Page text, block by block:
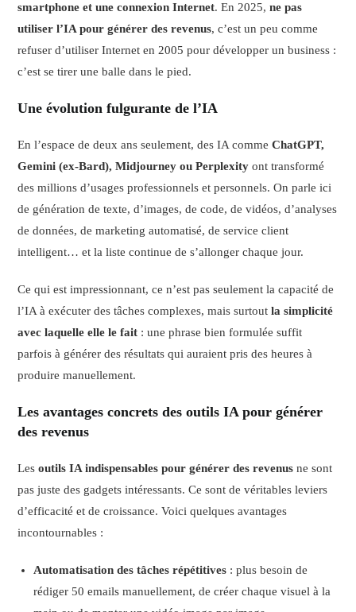
smartphone et une connexion Internet. En 2025,ne pas
utiliser l’IA pour générer des revenus, c’est un peu comme
refuser d’utiliser Internet en 2005 pour développer un business :
c’est se tirer une balle dans le pied.
Une évolution fulgurante de l’IA
En l’espace de deux ans seulement, des IA commeChatGPT,
Gemini (ex-Bard), Midjourney ou Perplexity ont transformé
des millions d’usages professionnels et personnels. On parle ici
de génération de texte, d’images, de code, de vidéos, d’analyses
de données, de marketing automatisé, de service client
intelligent… et la liste continue de s’allonger chaque jour.
Ce qui est impressionnant, ce n’est pas seulement la capacité de
l’IA à exécuter des tâches complexes, mais surtoutla simplicité
avec laquelle elle le fait : une phrase bien formulée suffit
parfois à générer des résultats qui auraient pris des heures à
produire manuellement.
Les avantages concrets des outils IA pour générer
des revenus
Lesoutils IA indispensables pour générer des revenus ne sont
pas juste des gadgets intéressants. Ce sont de véritables leviers
d’efficacité et de croissance. Voici quelques avantages
incontournables :
Automatisation des tâches répétitives : plus besoin de
rédiger 50 emails manuellement, de créer chaque visuel à la